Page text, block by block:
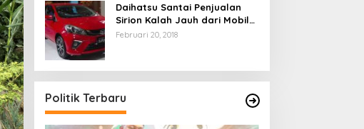
Daihatsu Santai Penjualan
Sirion Kalah Jauh dari Mobil
LCGC
Februari 20, 2018
Politik Terbaru